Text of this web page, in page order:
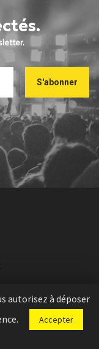
avec l'aide deBloop
Mentions légales
autorisez à déposer
Accepter